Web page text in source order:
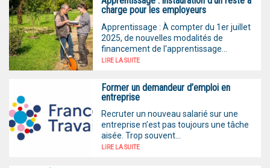
charge pour les employeurs
Apprentissage : À compter du 1er juillet
2025, de nouvelles modalités de
financement de l'apprentissage...
LIRE LA SUITE
Former un demandeur d’emploi en
entreprise
Recruter un nouveau salarié sur une
entreprise n’est pas toujours une tâche
aisée. Trop souvent...
LIRE LA SUITE